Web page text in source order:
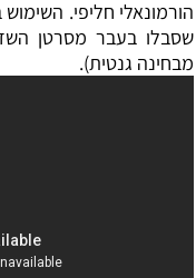
הורמונאלי חליפי.
שסבלו בעבר מסרטן
מבחינה גנטית).